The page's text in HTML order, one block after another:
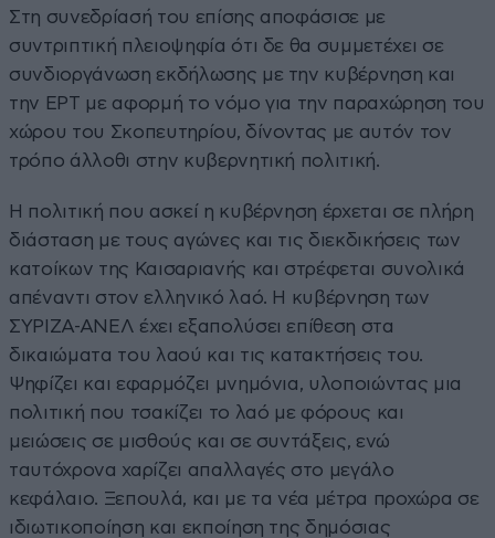
Στη συνεδρίασή του επίσης αποφάσισε με
συντριπτική πλειοψηφία ότι δε θα συμμετέχει σε
συνδιοργάνωση εκδήλωσης με την κυβέρνηση και
την ΕΡΤ με αφορμή το νόμο για την παραχώρηση του
χώρου του Σκοπευτηρίου, δίνοντας με αυτόν τον
τρόπο άλλοθι στην κυβερνητική πολιτική.
Η πολιτική που ασκεί η κυβέρνηση έρχεται σε πλήρη
διάσταση με τους αγώνες και τις διεκδικήσεις των
κατοίκων της Καισαριανής και στρέφεται συνολικά
απέναντι στον ελληνικό λαό. Η κυβέρνηση των
ΣΥΡΙΖΑ-ΑΝΕΛ έχει εξαπολύσει επίθεση στα
δικαιώματα του λαού και τις κατακτήσεις του.
Ψηφίζει και εφαρμόζει μνημόνια, υλοποιώντας μια
πολιτική που τσακίζει το λαό με φόρους και
μειώσεις σε μισθούς και σε συντάξεις, ενώ
ταυτόχρονα χαρίζει απαλλαγές στο μεγάλο
κεφάλαιο. Ξεπουλά, και με τα νέα μέτρα προχώρα σε
ιδιωτικοποίηση και εκποίηση της δημόσιας